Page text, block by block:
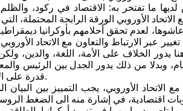
ذلك ليس لديها ما تفتخر به: الاقتصاد في ركود،
عاشوها، لعدم تحقق أحلامهم بأوكرانيا
عبر الارتباط والتعاون مع الاتحاد
يدور الخلاف على الأمة، اللغة، والدين،
وبدلا من ذلك يدور الجدل بين الرئيس
قدرة على الاندماج بمنطقة اليورو.
الأوروبي، يجب التمييز بين البيان
اقتصادية، في إشارة منه الى الضغط